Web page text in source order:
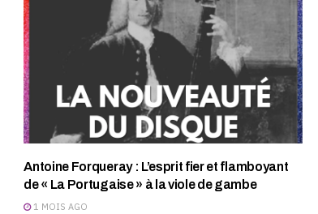
Antoine Forqueray : L’esprit fier et flamboyant
de « La Portugaise » à la viole de gambe
1 MOIS AGO